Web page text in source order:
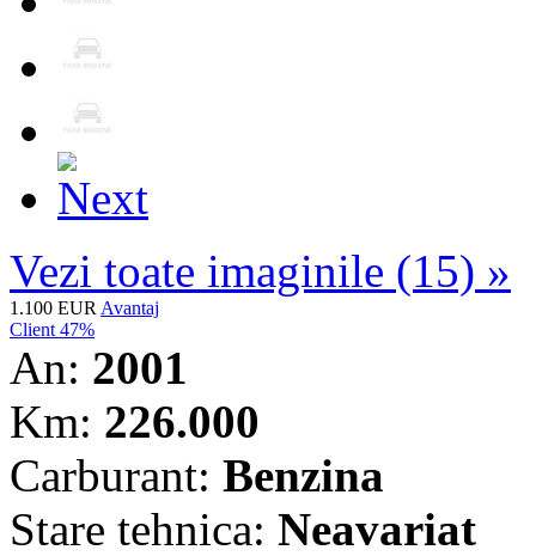
Vezi toate imaginile (15) »
1.100 EUR Avantaj
Client 47%
An: 2001
Km: 226.000
Carburant: Benzina
Stare tehnica: Neavariat